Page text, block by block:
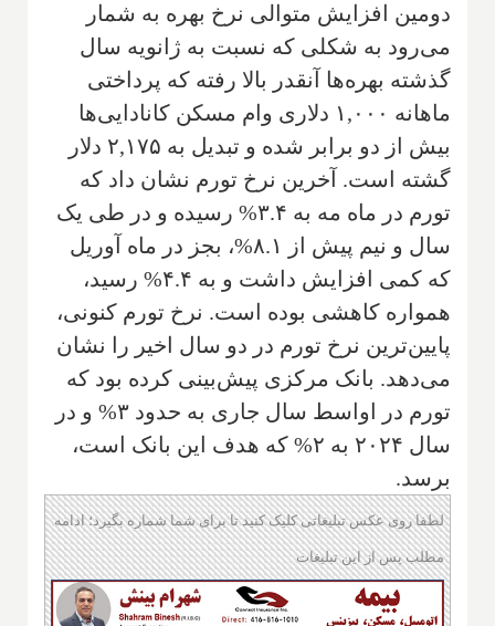
دومین افزایش متوالی نرخ بهره به شمار
می‌رود به شکلی که نسبت به ژانویه سال
گذشته بهره‌ها آنقدر بالا رفته که پرداختی
ماهانه ۱,۰۰۰ دلاری وام مسکن کانادایی‌ها
بیش از دو برابر شده و تبدیل به ۲,۱۷۵ دلار
گشته است. آخرین نرخ تورم نشان داد که
تورم در ماه مه به ۳.۴% رسیده و در طی یک
سال و نیم پیش از ۸.۱%، بجز در ماه آوریل
که کمی افزایش داشت و به ۴.۴% رسید،
همواره کاهشی بوده است. نرخ تورم کنونی،
پایین‌ترین نرخ تورم در دو سال اخیر را نشان
می‌دهد. بانک مرکزی پیش‌بینی کرده بود که
تورم در اواسط سال جاری به حدود ۳% و در
سال ۲۰۲۴ به ۲% که هدف این بانک است،
برسد.
لطفا روی عکس تبلیغاتی کلیک کنید تا برای شما شماره بگیرد؛ ادامه
مطلب پس از این تبلیغات